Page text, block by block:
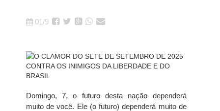
01/9
Domingo, 7, o futuro desta nação dependerá
muito de você. Ele (o futuro) dependerá muito de